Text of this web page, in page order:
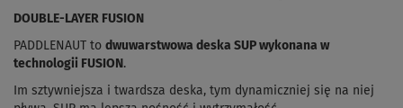
DOUBLE-LAYER FUSION
PADDLENAUT to dwuwarstwowa deska SUP wykonana w
technologii FUSION .
Im sztywniejsza i twardsza deska, tym dynamiczniej się na niej